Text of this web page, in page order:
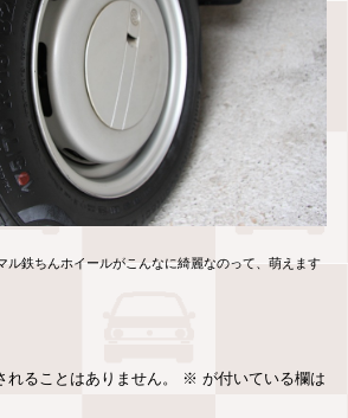
ル鉄ちんホイールがこんなに綺麗なのって、萌えます
ることはありません。
※ が付いている欄は